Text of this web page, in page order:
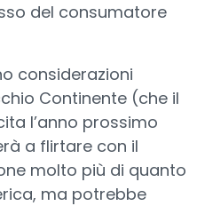
del consumatore
considerazioni
Continente (che il
l’anno prossimo
a flirtare con il
molto più di quanto
ma potrebbe